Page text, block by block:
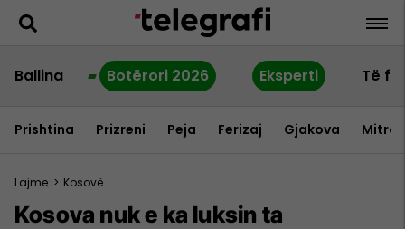
Ballina Botërori 2026 Eksperti Të
Prishtina Prizreni Peja Ferizaj Gjakova
Lajme > Kosovë
Kosova nuk e ka luksin ta